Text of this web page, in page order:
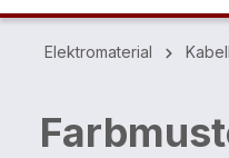
Elektromaterial